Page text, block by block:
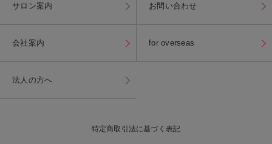
サロン案内 お問い合わせ
会社案内 for overseas
法人の方へ
特定商取引法に基づく表記